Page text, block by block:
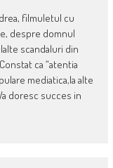
filmuletul cu
despre domnul
scandaluri din
ca “atentia
mediatica,la alte
doresc succes in